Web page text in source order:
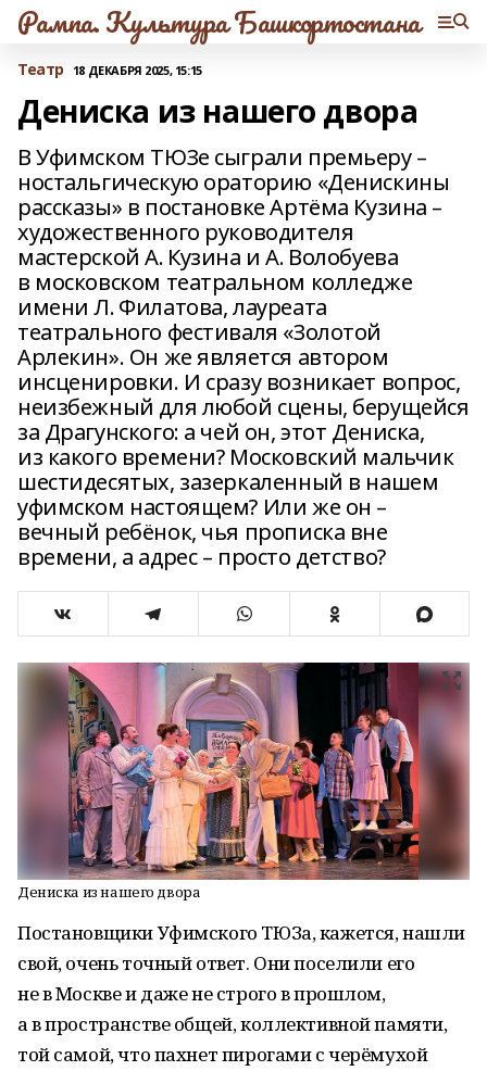
Рампа. Культура Башкортостана
Театр 18 ДЕКАБРЯ 2025, 15:15
Дениска из нашего двора
В Уфимском ТЮЗе сыграли премьеру –
ностальгическую ораторию «Денискины
рассказы» в постановке Артёма Кузина –
художественного руководителя
мастерской А. Кузина и А. Волобуева
в московском театральном колледже
имени Л. Филатова, лауреата
театрального фестиваля «Золотой
Арлекин». Он же является автором
инсценировки. И сразу возникает вопрос,
неизбежный для любой сцены, берущейся
за Драгунского: а чей он, этот Дениска,
из какого времени? Московский мальчик
шестидесятых, зазеркаленный в нашем
уфимском настоящем? Или же он –
вечный ребёнок, чья прописка вне
времени, а адрес – просто детство?
Дениска из нашего двора
Постановщики Уфимского ТЮЗа, кажется, нашли
свой, очень точный ответ. Они поселили его
не в Москве и даже не строго в прошлом,
а в пространстве общей, коллективной памяти,
той самой, что пахнет пирогами с черёмухой